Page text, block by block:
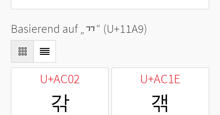
Basierend auf „ᆩ“ (U+11A9)
U+AC02
갂
U+AC1E
갞